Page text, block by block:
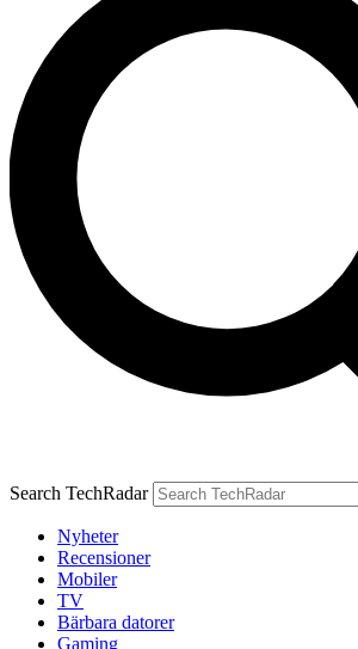
Search TechRadar
Nyheter
Recensioner
Mobiler
TV
Bärbara datorer
Gaming